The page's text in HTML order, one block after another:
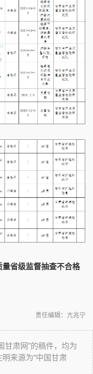
省级监督抽查不合格
责任编辑：亢兆宁
甘肃网”的稿件，均为
来源为“中国甘肃